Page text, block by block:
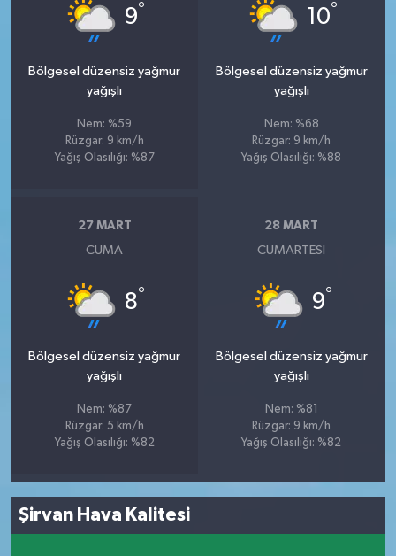
9°
Bölgesel düzensiz yağmur
yağışlı
Nem: %59
Rüzgar: 9 km/h
Yağış Olasılığı: %87
10°
Bölgesel düzensiz yağmur
yağışlı
Nem: %68
Rüzgar: 9 km/h
Yağış Olasılığı: %88
27 MART
CUMA
8°
Bölgesel düzensiz yağmur
yağışlı
Nem: %87
Rüzgar: 5 km/h
Yağış Olasılığı: %82
28 MART
CUMARTESI
9°
Bölgesel düzensiz yağmur
yağışlı
Nem: %81
Rüzgar: 9 km/h
Yağış Olasılığı: %82
Şirvan Hava Kalitesi